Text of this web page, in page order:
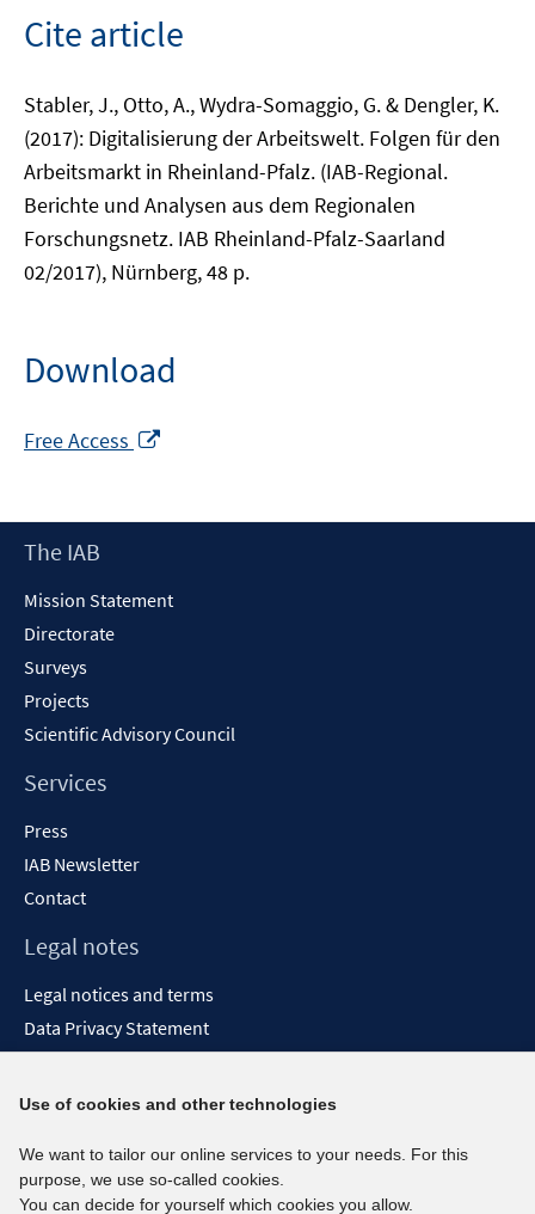
Cite article
Stabler, J., Otto, A., Wydra-Somaggio, G. & Dengler, K.
(2017): Digitalisierung der Arbeitswelt. Folgen für den
Arbeitsmarkt in Rheinland-Pfalz. (IAB-Regional.
Berichte und Analysen aus dem Regionalen
Forschungsnetz. IAB Rheinland-Pfalz-Saarland
02/2017), Nürnberg, 48 p.
Download
Free Access
new
Footer
The IAB
Mission Statement
Directorate
Surveys
Projects
Scientific Advisory Council
Services
Press
IAB Newsletter
Contact
Legal notes
Legal notices and terms
Data Privacy Statement
Report Accessibility
Social media channels
BlueSky
Use of cookies and other technologies
We want to tailor our online services to your needs. For this
purpose, we use so-called cookies.
You can decide for yourself which cookies you allow.